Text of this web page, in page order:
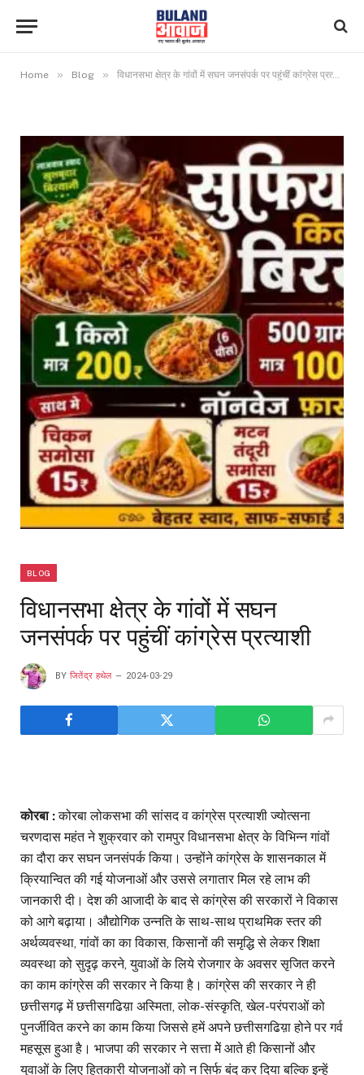
Home » Blog » विधानसभा क्षेत्र के गांवों में सघन जनसंपर्क पर पहुंचीं कांग्रेस प्रत्याशी
BLOG
विधानसभा क्षेत्र के गांवों में सघन
जनसंपर्क पर पहुंचीं कांग्रेस प्रत्याशी
BY जितेंद्र हथेल 2024-03-29
कोरबा :कोरबा लोकसभा की सांसद व कांग्रेस प्रत्याशी ज्योत्सना
चरणदास महंत ने शुक्रवार को रामपुर विधानसभा क्षेत्र के विभिन्न गांवों
का दौरा कर सघन जनसंपर्क किया। उन्होंने कांग्रेस के शासनकाल में
क्रियान्वित की गई योजनाओं और उससे लगातार मिल रहे लाभ की
जानकारी दी। देश की आजादी के बाद से कांग्रेस की सरकारों ने विकास
को आगे बढ़ाया। औद्योगिक उन्नति के साथ-साथ प्राथमिक स्तर की
अर्थव्यवस्था, गांवों का का विकास, किसानों की समृद्धि से लेकर शिक्षा
व्यवस्था को सुदृढ़ करने, युवाओं के लिये रोजगार के अवसर सृजित करने
का काम कांग्रेस की सरकार ने किया है। कांग्रेस की सरकार ने ही
छत्तीसगढ़ में छत्तीसगढिय़ा अस्मिता, लोक-संस्कृति, खेल-परंपराओं को
पुनर्जीवित करने का काम किया जिससे हमें अपने छत्तीसगढिय़ा होने पर गर्व
महसूस हुआ है। भाजपा की सरकार ने सत्ता मेें आते ही किसानों और
युवाओं के लिए हितकारी योजनाओं को न सिर्फ बंद कर दिया बल्कि इन्हें